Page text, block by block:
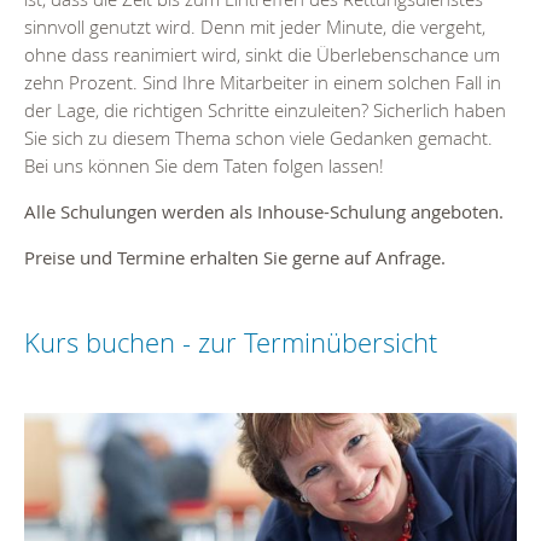
sinnvoll genutzt wird. Denn mit jeder Minute, die vergeht,
ohne dass reanimiert wird, sinkt die Überlebenschance um
zehn Prozent. Sind Ihre Mitarbeiter in einem solchen Fall in
der Lage, die richtigen Schritte einzuleiten? Sicherlich haben
Sie sich zu diesem Thema schon viele Gedanken gemacht.
Bei uns können Sie dem Taten folgen lassen!
Alle Schulungen werden als Inhouse-Schulung angeboten.
Preise und Termine erhalten Sie gerne auf Anfrage.
Kurs buchen - zur Terminübersicht